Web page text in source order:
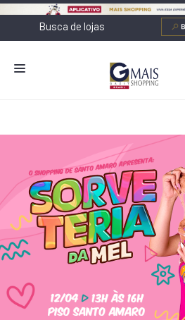
ALIMENTAÇÃO
CONTATO
NOVOS NEGÓCIOS
O SHOPPING
SERVIÇOS
SHOPPINGS DA GAZIT